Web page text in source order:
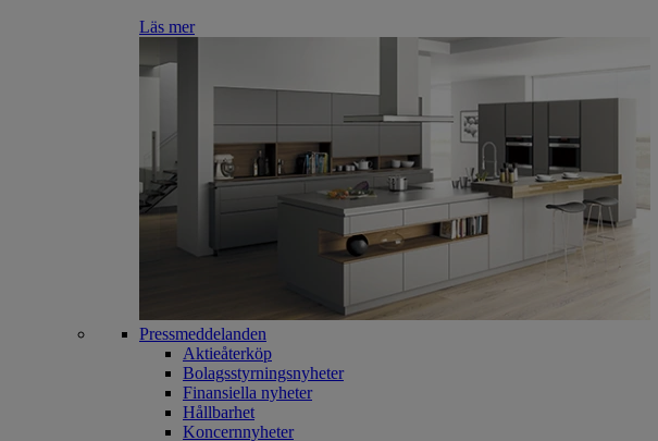
Läs mer
Pressmeddelanden
Aktieåterköp
Bolagsstyrningsnyheter
Finansiella nyheter
Hållbarhet
Koncernnyheter